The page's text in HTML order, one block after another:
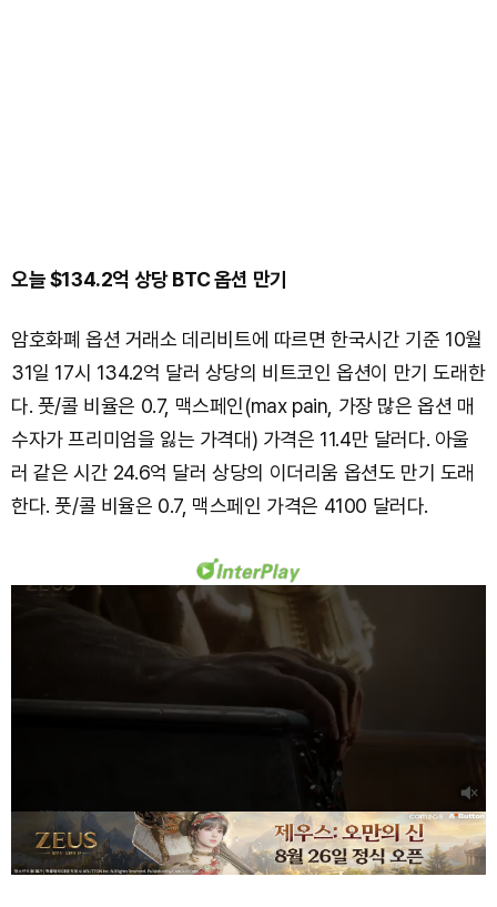
오늘 $134.2억 상당 BTC 옵션 만기
암호화폐 옵션 거래소 데리비트에 따르면 한국시간 기준 10월
31일 17시 134.2억 달러 상당의 비트코인 옵션이 만기 도래한
다. 풋/콜 비율은 0.7, 맥스페인(max pain, 가장 많은 옵션 매
수자가 프리미엄을 잃는 가격대) 가격은 11.4만 달러다. 아울
러 같은 시간 24.6억 달러 상당의 이더리움 옵션도 만기 도래
한다. 풋/콜 비율은 0.7, 맥스페인 가격은 4100 달러다.